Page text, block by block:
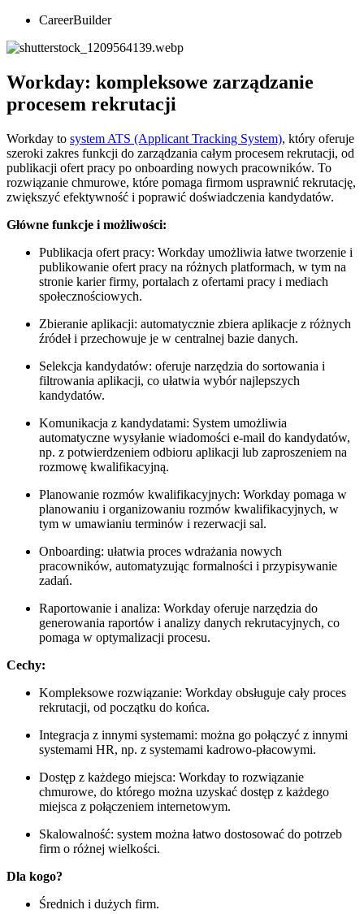
CareerBuilder
Workday: kompleksowe zarządzanie
procesem rekrutacji
Workday to system ATS (Applicant Tracking System), który oferuje
szeroki zakres funkcji do zarządzania całym procesem rekrutacji, od
publikacji ofert pracy po onboarding nowych pracowników. To
rozwiązanie chmurowe, które pomaga firmom usprawnić rekrutację,
zwiększyć efektywność i poprawić doświadczenia kandydatów.
Główne funkcje i możliwości:
Publikacja ofert pracy: Workday umożliwia łatwe tworzenie i
publikowanie ofert pracy na różnych platformach, w tym na
stronie karier firmy, portalach z ofertami pracy i mediach
społecznościowych.
Zbieranie aplikacji: automatycznie zbiera aplikacje z różnych
źródeł i przechowuje je w centralnej bazie danych.
Selekcja kandydatów: oferuje narzędzia do sortowania i
filtrowania aplikacji, co ułatwia wybór najlepszych
kandydatów.
Komunikacja z kandydatami: System umożliwia
automatyczne wysyłanie wiadomości e-mail do kandydatów,
np. z potwierdzeniem odbioru aplikacji lub zaproszeniem na
rozmowę kwalifikacyjną.
Planowanie rozmów kwalifikacyjnych: Workday pomaga w
planowaniu i organizowaniu rozmów kwalifikacyjnych, w
tym w umawianiu terminów i rezerwacji sal.
Onboarding: ułatwia proces wdrażania nowych
pracowników, automatyzując formalności i przypisywanie
zadań.
Raportowanie i analiza: Workday oferuje narzędzia do
generowania raportów i analizy danych rekrutacyjnych, co
pomaga w optymalizacji procesu.
Cechy:
Kompleksowe rozwiązanie: Workday obsługuje cały proces
rekrutacji, od początku do końca.
Integracja z innymi systemami: można go połączyć z innymi
systemami HR, np. z systemami kadrowo-płacowymi.
Dostęp z każdego miejsca: Workday to rozwiązanie
chmurowe, do którego można uzyskać dostęp z każdego
miejsca z połączeniem internetowym.
Skalowalność: system można łatwo dostosować do potrzeb
firm o różnej wielkości.
Dla kogo?
Średnich i dużych firm.